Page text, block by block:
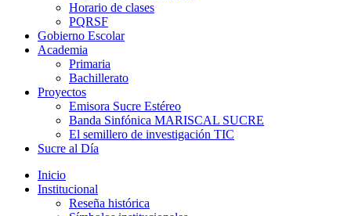
Horario de clases
PQRSF
Gobierno Escolar
Academia
Primaria
Bachillerato
Proyectos
Emisora Sucre Estéreo
Banda Sinfónica MARISCAL SUCRE
El semillero de investigación TIC
Sucre al Día
Inicio
Institucional
Reseña histórica